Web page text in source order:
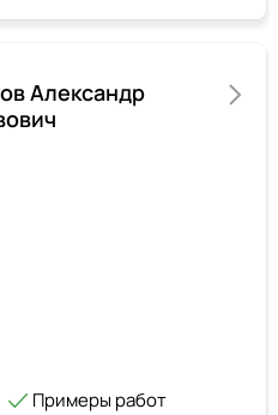
Александр
Примеры работ